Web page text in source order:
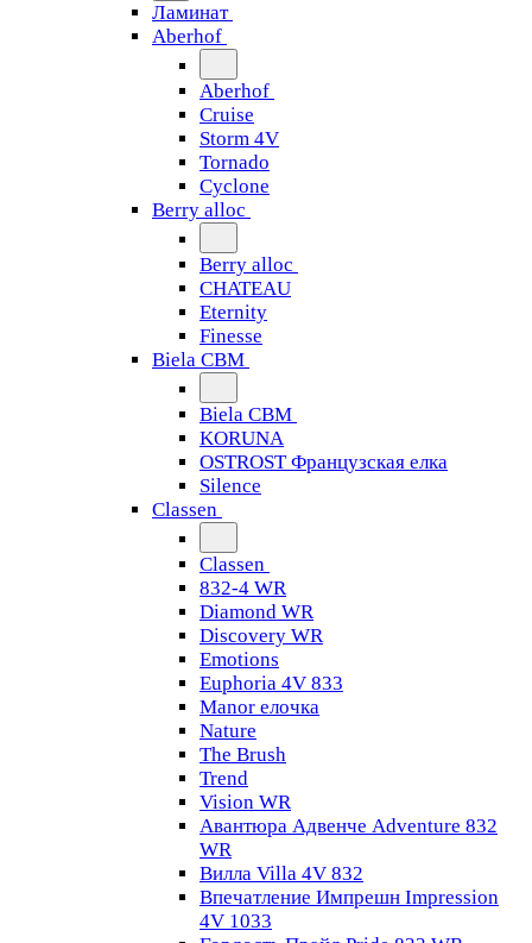
Ламинат
Aberhof
Aberhof
Cruise
Storm 4V
Tornado
Сyclone
Berry alloc
Berry alloc
CHATEAU
Eternity
Finesse
Biela CBM
Biela CBM
KORUNA
OSTROST Французская елка
Silence
Classen
Classen
832-4 WR
Diamond WR
Discovery WR
Emotions
Euphoria 4V 833
Manor елочка
Nature
The Brush
Trend
Vision WR
Авантюра Адвенче Adventure 832
WR
Вилла Villa 4V 832
Впечатление Импрешн Impression
4V 1033